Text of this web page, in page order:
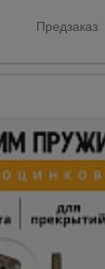
Предзаказ